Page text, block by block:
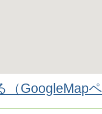
（GoogleMap